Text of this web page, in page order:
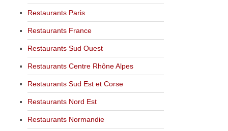
Restaurants Paris
Restaurants France
Restaurants Sud Ouest
Restaurants Centre Rhône Alpes
Restaurants Sud Est et Corse
Restaurants Nord Est
Restaurants Normandie